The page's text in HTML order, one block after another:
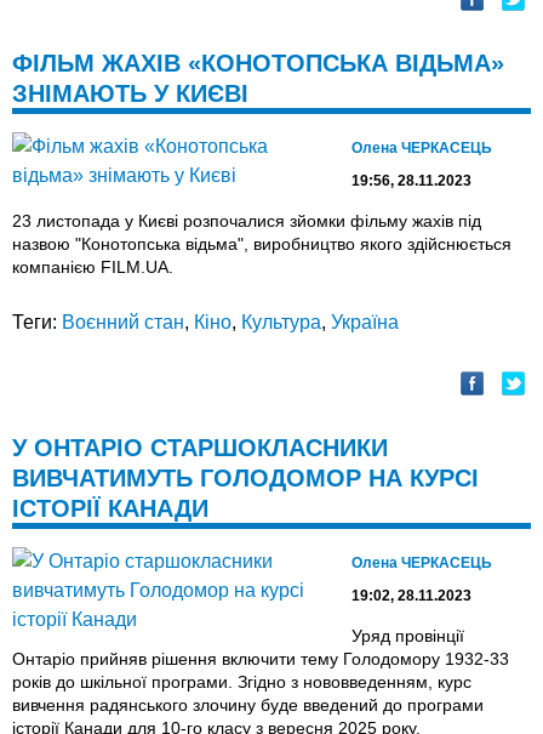
ФІЛЬМ ЖАХІВ «КОНОТОПСЬКА ВІДЬМА»
ЗНІМАЮТЬ У КИЄВІ
Олена ЧЕРКАСЕЦЬ
19:56, 28.11.2023
23 листопада у Києві розпочалися зйомки фільму жахів під
назвою "Конотопська відьма", виробництво якого здійснюється
компанією FILM.UA.
Теги: Воєнний стан, Кіно, Культура, Україна
У ОНТАРІО СТАРШОКЛАСНИКИ
ВИВЧАТИМУТЬ ГОЛОДОМОР НА КУРСІ
ІСТОРІЇ КАНАДИ
Олена ЧЕРКАСЕЦЬ
19:02, 28.11.2023
Уряд провінції
Онтаріо прийняв рішення включити тему Голодомору 1932-33
років до шкільної програми. Згідно з нововведенням, курс
вивчення радянського злочину буде введений до програми
історії Канади для 10-го класу з вересня 2025 року.